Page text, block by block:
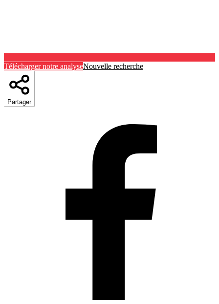
Télécharger notre analyseNouvelle recherche
Partager